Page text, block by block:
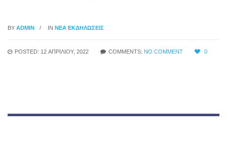
BY ADMIN IN ΝΈΑ ΕΚΔΗΛΏΣΕΙΣ
POSTED: 12 ΑΠΡΙΛΊΟΥ, 2022 COMMENTS: NO COMMENT 0